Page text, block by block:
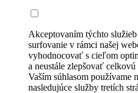
Akceptovaním týchto
surfovanie v rámci našej
vyhodnocovať s cieľom
a neustále zlepšovať
Vaším súhlasom používame
nasledujúce služby tretích